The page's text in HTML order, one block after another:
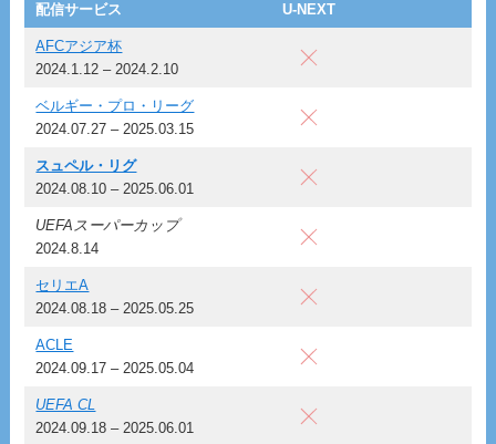
配信サービス U-NEXT
AFCアジア杯
2024.1.12 – 2024.2.10
ベルギー・プロ・リーグ
2024.07.27 – 2025.03.15
スュペル・リグ
2024.08.10 – 2025.06.01
UEFAスーパーカップ
2024.8.14
セリエA
2024.08.18 – 2025.05.25
ACLE
2024.09.17 – 2025.05.04
UEFA CL
2024.09.18 – 2025.06.01